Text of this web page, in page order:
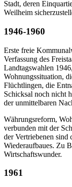
Stadt, deren
Weilheim
1946-1960
Erste freie
Verfassung des
Landtagswahlen
Wohnungssituation,
Flüchtlingen, die
Schicksal noch nicht
der unmittelbaren
Währungsreform,
verbunden mit der
der Vertriebenen sind
Wiederaufbaues. Zu
Wirtschaftswunder.
1961